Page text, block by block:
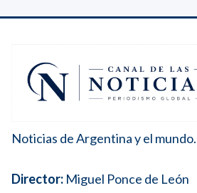
Noticias de Argentina y el mundo.
Director: Miguel Ponce de León